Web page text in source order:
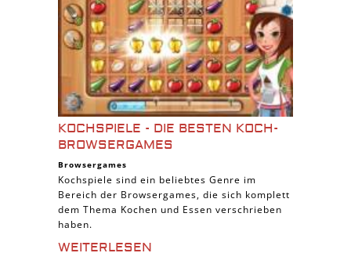
KOCHSPIELE - DIE BESTEN KOCH-
BROWSERGAMES
Browsergames
Kochspiele sind ein beliebtes Genre im
Bereich der Browsergames, die sich komplett
dem Thema Kochen und Essen verschrieben
haben.
WEITERLESEN